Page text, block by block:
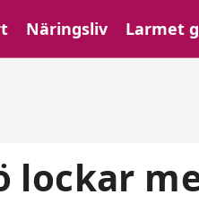
Näringsliv Larmet
lockar